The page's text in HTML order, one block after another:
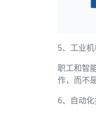
5、工业
职工和智
作，而不
6、自动化